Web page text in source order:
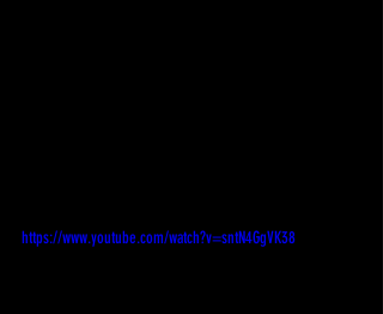
https://www.youtube.com/watch?v=sntN4GgVK38